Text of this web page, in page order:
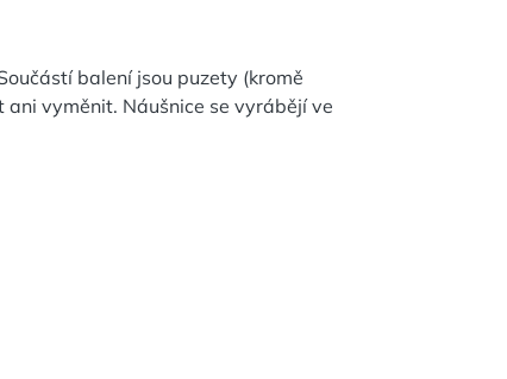
balení jsou puzety (kromě
ani vyměnit. Náušnice se vyrábějí ve